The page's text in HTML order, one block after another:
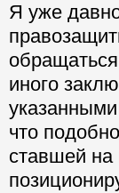
Я уже
иного
что
ставшей на